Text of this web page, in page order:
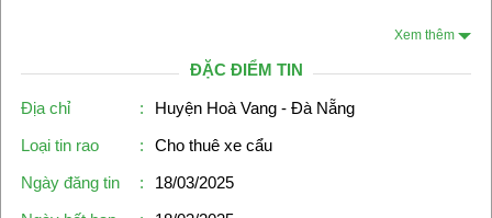
Xem thêm
ĐẶC ĐIỂM TIN
Địa chỉ :
Huyện Hoà Vang - Đà Nẵng
Loại tin rao
:
Cho thuê xe cẩu
Ngày đăng tin
:
18/03/2025